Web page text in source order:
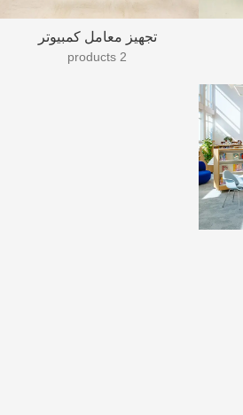
تجهيز معامل كمبيوتر
2 products